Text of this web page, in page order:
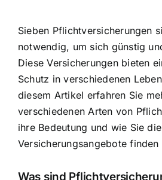
Sieben Pflichtversicherungen
notwendig, um sich günstig
DieseVersicherungen bieten
Schutz in verschiedenen
diesem Artikel erfahren Sie
verschiedenen Arten von
ihre Bedeutung und wie Sie
Versicherungsangebote finden
Was sind